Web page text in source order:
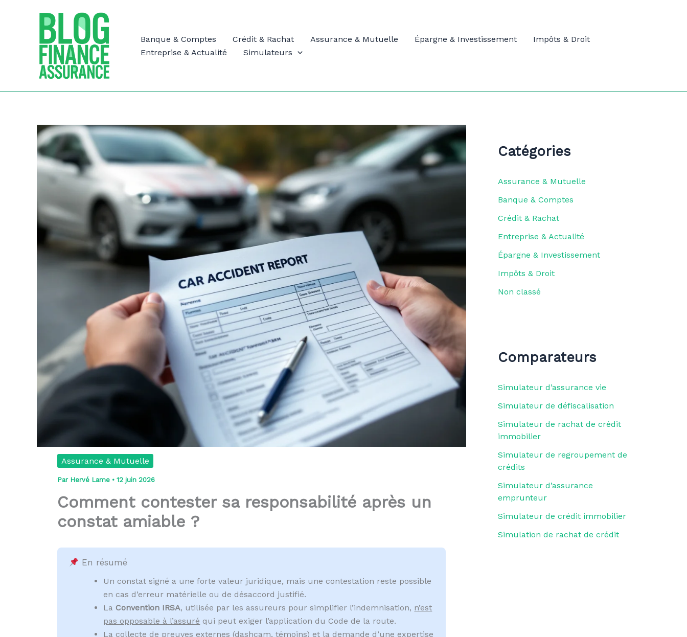
Banque & Comptes Crédit & Rachat Assurance & Mutuelle Épargne & Investissement
Impôts & Droit
Entreprise & Actualité
Simulateurs
Assurance & Mutuelle
Par Hervé Lame • 12 juin 2026
Comment contester sa responsabilité après un
constat amiable ?
En résumé
Un constat signé a une forte valeur juridique, mais une contestation reste possible
en cas d’erreur matérielle ou de désaccord justifié.
LaConvention IRSA, utilisée par les assureurs pour simplifier l’indemnisation, n’est
pas opposable à l’assuré qui peut exiger l’application du Code de la route.
La collecte de preuves externes (dashcam, témoins) et la demande d’une expertise
Catégories
Assurance & Mutuelle
Banque & Comptes
Crédit & Rachat
Entreprise & Actualité
Épargne & Investissement
Impôts & Droit
Non classé
Comparateurs
Simulateur d’assurance vie
Simulateur de défiscalisation
Simulateur de rachat de crédit
immobilier
Simulateur de regroupement de
crédits
Simulateur d’assurance
emprunteur
Simulateur de crédit immobilier
Simulation de rachat de crédit